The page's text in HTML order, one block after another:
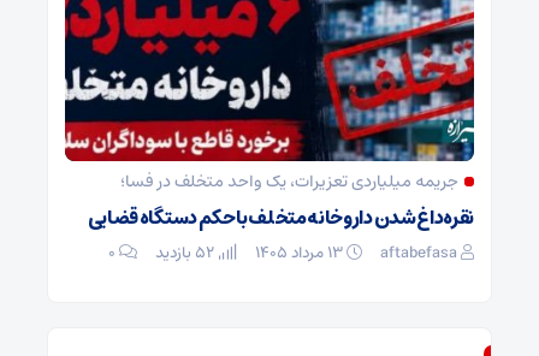
جریمه میلیاردی تعزیرات، یک واحد متخلف در فسا؛
نقره‌داغ شدن داروخانه متخلف با حکم دستگاه قضایی
aftabefasa ۰